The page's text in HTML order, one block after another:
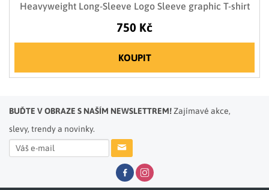
Heavyweight Long-Sleeve Logo Sleeve graphic T-shirt
750 Kč
KOUPIT
BUĎTE V OBRAZE S NAŠÍM NEWSLETTREM!Zajímavé akce,
slevy, trendy a novinky.